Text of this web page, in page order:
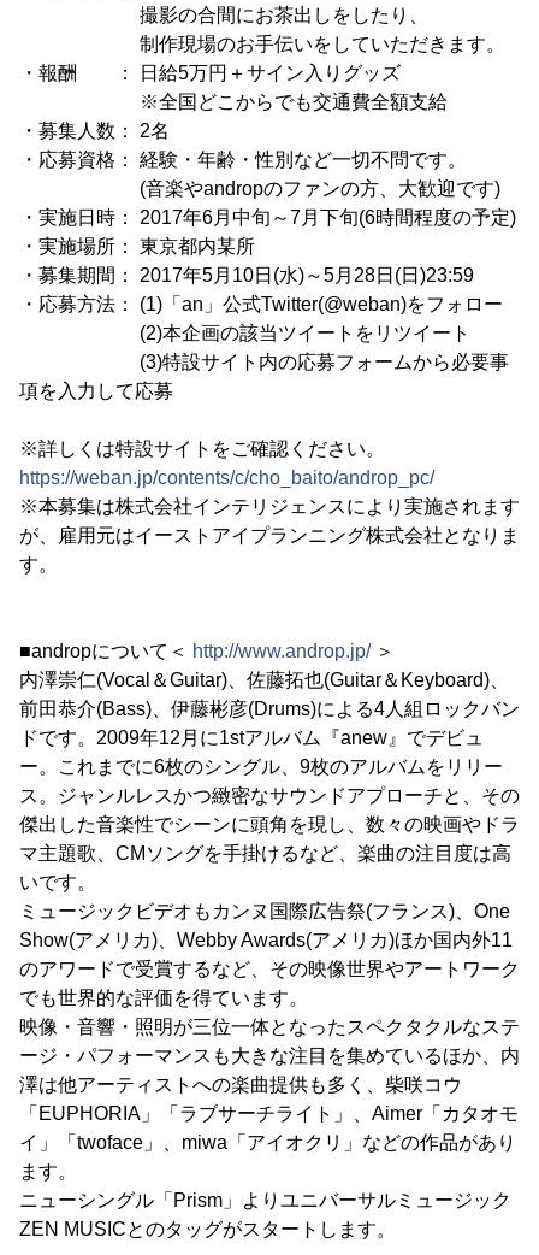
撮影の合間にお茶出しをしたり、
制作現場のお手伝いをしていただきます。
・報酬 ： 日給5万円＋サイン入りグッズ
※全国どこからでも交通費全額支給
・募集人数： 2名
・応募資格： 経験・年齢・性別など一切不問です。
(音楽やandropのファンの方、大歓迎です)
・実施日時： 2017年6月中旬～7月下旬(6時間程度の予定)
・実施場所： 東京都内某所
・募集期間： 2017年5月10日(水)～5月28日(日)23:59
・応募方法： (1)「an」公式Twitter(@weban)をフォロー
(2)本企画の該当ツイートをリツイート
(3)特設サイト内の応募フォームから必要事
項を入力して応募
※詳しくは特設サイトをご確認ください。
https://weban.jp/contents/c/cho_baito/androp_pc/
※本募集は株式会社インテリジェンスにより実施されます
が、雇用元はイーストアイプランニング株式会社となりま
す。
■andropについて＜ http://www.androp.jp/＞
内澤崇仁(Vocal＆Guitar)、佐藤拓也(Guitar＆Keyboard)、
前田恭介(Bass)、伊藤彬彦(Drums)による4人組ロックバン
ドです。2009年12月に1stアルバム『anew』でデビュ
ー。これまでに6枚のシングル、9枚のアルバムをリリー
ス。ジャンルレスかつ緻密なサウンドアプローチと、その
傑出した音楽性でシーンに頭角を現し、数々の映画やドラ
マ主題歌、CMソングを手掛けるなど、楽曲の注目度は高
いです。
ミュージックビデオもカンヌ国際広告祭(フランス)、One
Show(アメリカ)、Webby Awards(アメリカ)ほか国内外11
のアワードで受賞するなど、その映像世界やアートワーク
でも世界的な評価を得ています。
映像・音響・照明が三位一体となったスペクタクルなステ
ージ・パフォーマンスも大きな注目を集めているほか、内
澤は他アーティストへの楽曲提供も多く、柴咲コウ
「EUPHORIA」「ラブサーチライト」、Aimer「カタオモ
イ」「twoface」、miwa「アイオクリ」などの作品があり
ます。
ニューシングル「Prism」よりユニバーサルミュージック
ZEN MUSICとのタッグがスタートします。